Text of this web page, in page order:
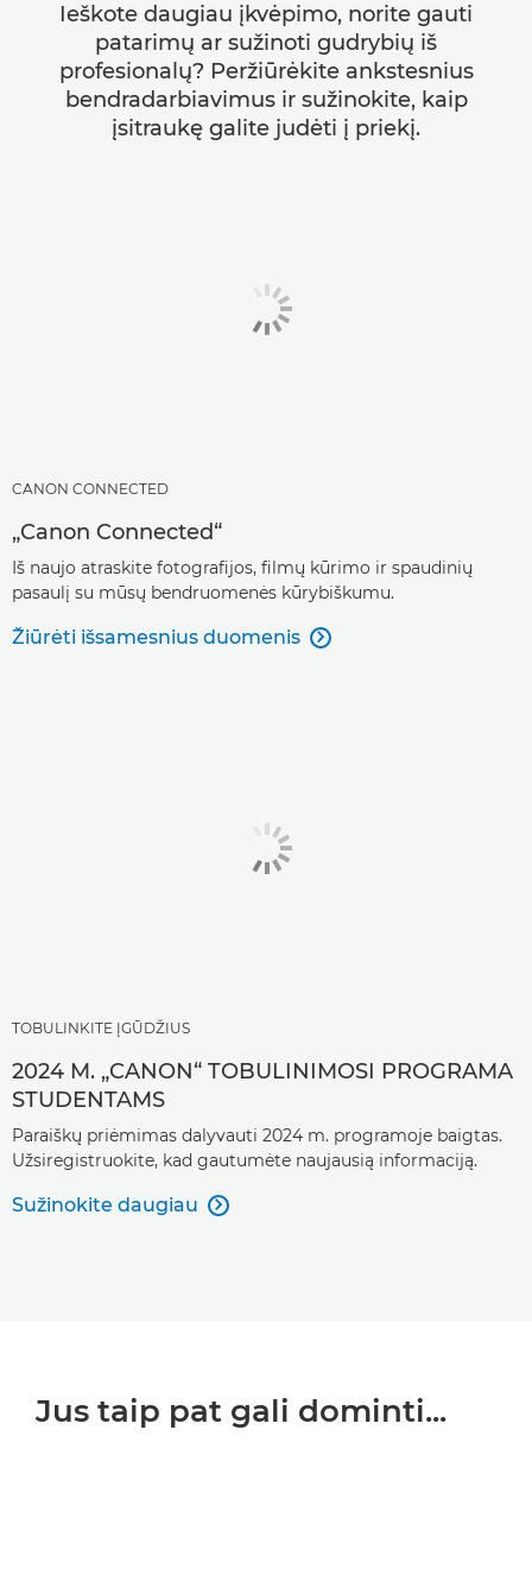
Ieškote daugiau įkvėpimo, norite gauti
patarimų ar sužinoti gudrybių iš
profesionalų? Peržiūrėkite ankstesnius
bendradarbiavimus ir sužinokite, kaip
įsitraukę galite judėti į priekį.
CANON CONNECTED
„Canon Connected“
Iš naujo atraskite fotografijos, filmų kūrimo ir spaudinių
pasaulį su mūsų bendruomenės kūrybiškumu.
Žiūrėti išsamesnius duomenis 
TOBULINKITE ĮGŪDŽIUS
2024 M. „CANON“ TOBULINIMOSI PROGRAMA
STUDENTAMS
Paraiškų priėmimas dalyvauti 2024 m. programoje baigtas.
Užsiregistruokite, kad gautumėte naujausią informaciją.
Sužinokite daugiau 
Jus taip pat gali dominti...